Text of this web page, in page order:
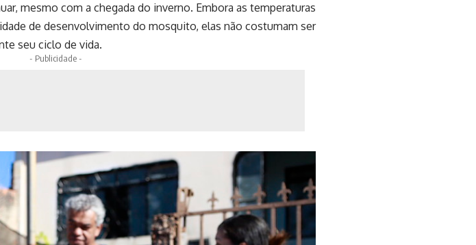
mesmo com a chegada do inverno. Embora as temperaturas
de desenvolvimento do mosquito, elas não costumam ser
seu ciclo de vida.
- Publicidade -